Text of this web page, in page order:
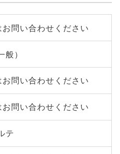
問い合わせください
般）
問い合わせください
問い合わせください
テ